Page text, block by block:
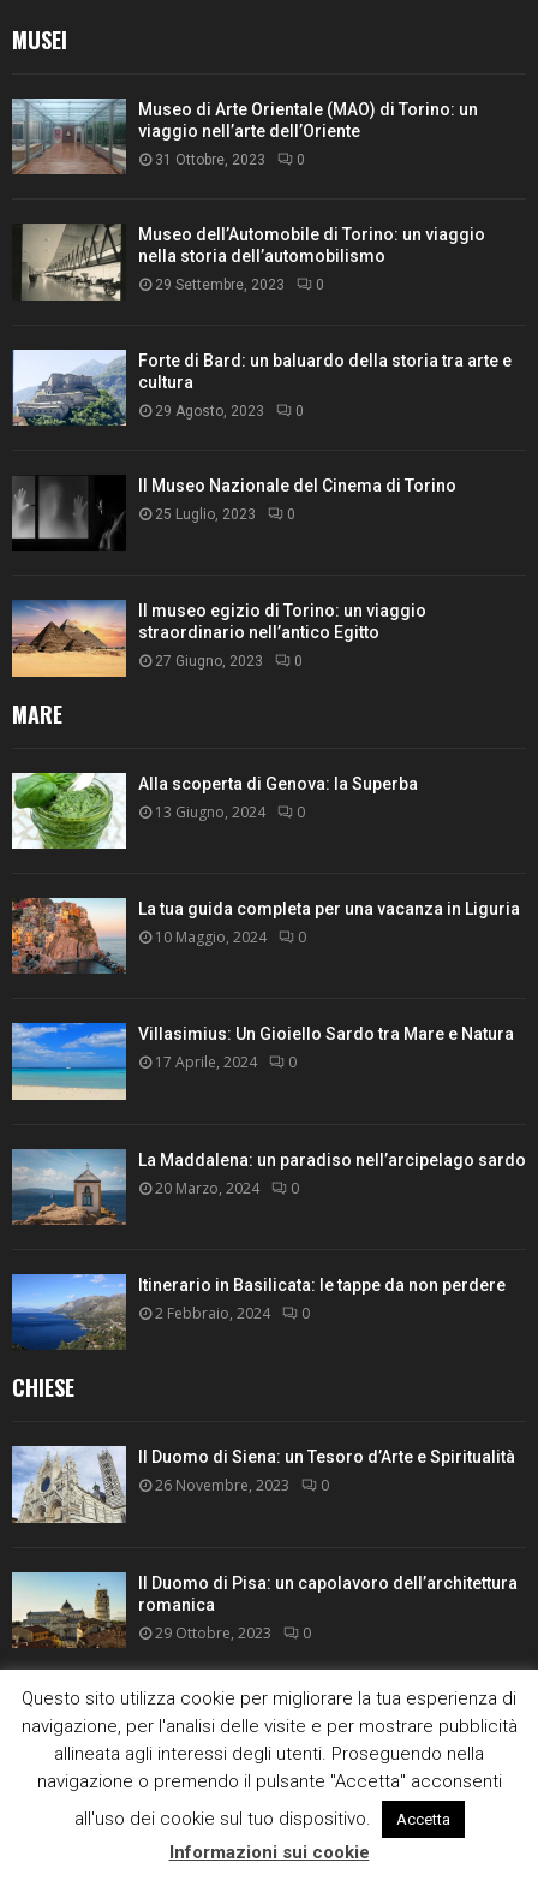
MUSEI
Museo di Arte Orientale (MAO) di Torino: un
viaggio nell’arte dell’Oriente
31 Ottobre, 2023 0
Museo dell’Automobile di Torino: un viaggio
nella storia dell’automobilismo
29 Settembre, 2023 0
Forte di Bard: un baluardo della storia tra arte e
cultura
29 Agosto, 2023 0
Il Museo Nazionale del Cinema di Torino
25 Luglio, 2023 0
Il museo egizio di Torino: un viaggio
straordinario nell’antico Egitto
27 Giugno, 2023 0
MARE
Alla scoperta di Genova: la Superba
13 Giugno, 2024 0
La tua guida completa per una vacanza in Liguria
10 Maggio, 2024 0
Villasimius: Un Gioiello Sardo tra Mare e Natura
17 Aprile, 2024 0
La Maddalena: un paradiso nell’arcipelago sardo
20 Marzo, 2024 0
Itinerario in Basilicata: le tappe da non perdere
2 Febbraio, 2024 0
CHIESE
Il Duomo di Siena: un Tesoro d’Arte e Spiritualità
26 Novembre, 2023 0
Il Duomo di Pisa: un capolavoro dell’architettura
romanica
29 Ottobre, 2023 0
Abbazia di Sant’Antimo: un viaggio nella
spiritualità e nell’arte romanica
30 Settembre, 2023 0
La Basilica di San Frediano: Un viaggio nell’arte
romanica a Lucca
Questo sito utilizza cookie per migliorare la tua esperienza di
navigazione, per l'analisi delle visite e per mostrare pubblicità
allineata agli interessi degli utenti. Proseguendo nella
navigazione o premendo il pulsante "Accetta" acconsenti
all'uso dei cookie sul tuo dispositivo.
Accetta
Informazioni sui cookie